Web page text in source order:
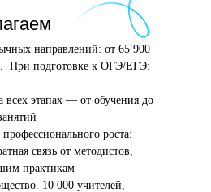
направлений: от 65 900
При подготовке к ОГЭ/ЕГЭ:
всех этапах — от обучения до
роста:
связь от методистов,
практикам
10 000 учителей,
вы
предметы